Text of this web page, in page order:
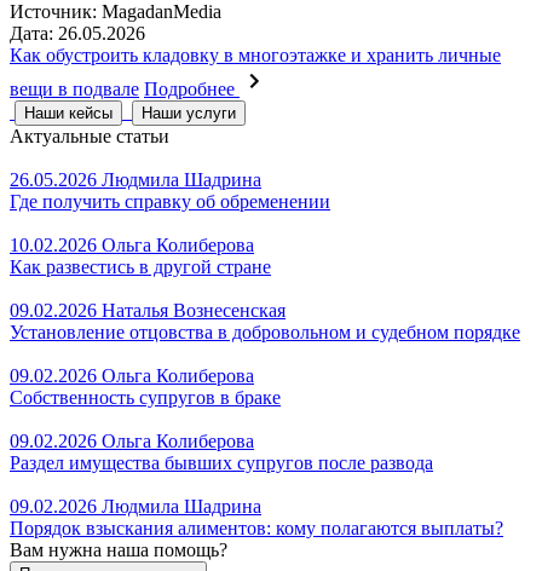
Источник: MagadanMedia
Дата: 26.05.2026
Как обустроить кладовку в многоэтажке и хранить личные
вещи в подвале Подробнее
Наши кейсы Наши услуги
Актуальные статьи
26.05.2026 Людмила Шадрина
Где получить справку об обременении
10.02.2026 Ольга Колиберова
Как развестись в другой стране
09.02.2026 Наталья Вознесенская
Установление отцовства в добровольном и судебном порядке
09.02.2026 Ольга Колиберова
Собственность супругов в браке
09.02.2026 Ольга Колиберова
Раздел имущества бывших супругов после развода
09.02.2026 Людмила Шадрина
Порядок взыскания алиментов: кому полагаются выплаты?
Вам нужна наша помощь?